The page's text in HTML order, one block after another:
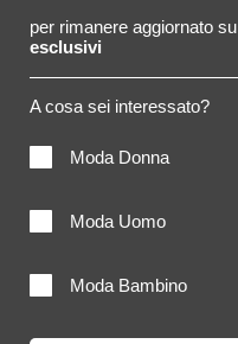
per rimanere aggiornato su
esclusivi
A cosa sei interessato?
Moda Donna
Moda Uomo
Moda Bambino